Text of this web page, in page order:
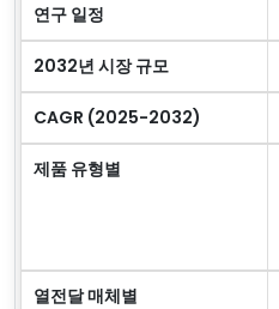
연구 일정
2032년 시장 규모
CAGR (2025-2032)
제품 유형별
열전달 매체별